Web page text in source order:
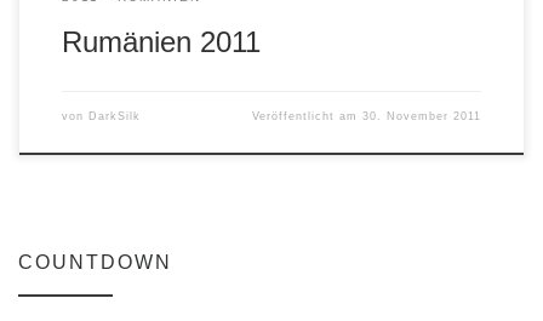
Rumänien 2011
von DarkSilk Veröffentlicht am30. November 2011
COUNTDOWN